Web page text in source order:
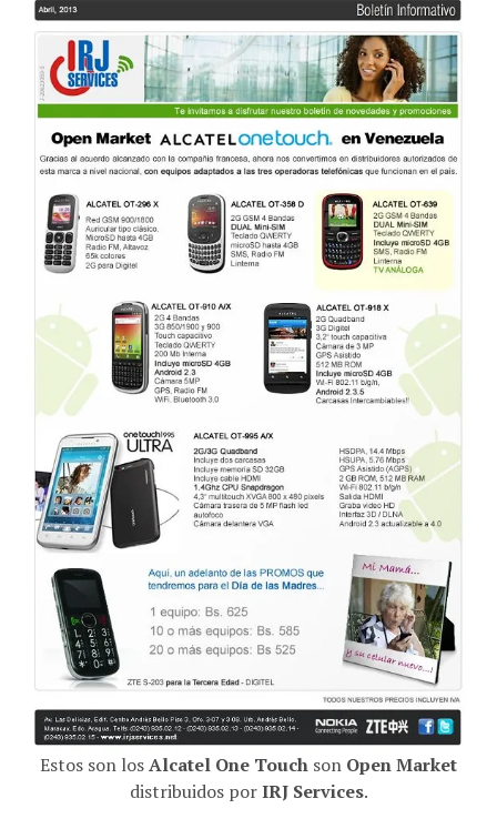
Estos son los Alcatel One Touch son Open Market
distribuidos porIRJ Services.